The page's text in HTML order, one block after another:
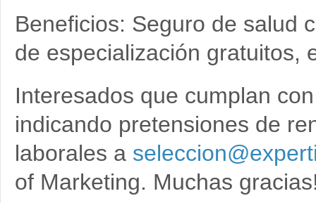
Beneficios: Seguro de salud
de especialización gratuitos,
Interesados que cumplan
indicando pretensiones de
laborales a
of Marketing. Muchas